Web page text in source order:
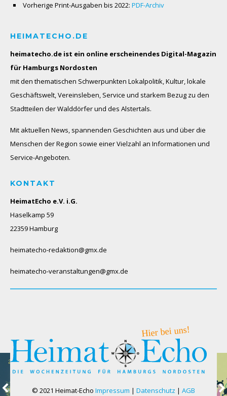
Vorherige Print-Ausgaben bis 2022: PDF-Archiv
HEIMATECHO.DE
heimatecho.de ist ein online erscheinendes Digital-Magazin
für Hamburgs Nordosten
mit den thematischen Schwerpunkten Lokalpolitik, Kultur, lokale
Geschäftswelt, Vereinsleben, Service und starkem Bezug zu den
Stadtteilen der Walddörfer und des Alstertals.
Mit aktuellen News, spannenden Geschichten aus und über die
Menschen der Region sowie einer Vielzahl an Informationen und
Service-Angeboten.
KONTAKT
HeimatEcho e.V. i.G.
Haselkamp 59
22359 Hamburg
heimatecho-redaktion@gmx.de
heimatecho-veranstaltungen@gmx.de
© 2021 Heimat-Echo Impressum | Datenschutz | AGB